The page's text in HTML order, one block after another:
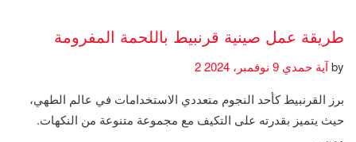
طريقة عمل صينية قرنبيط باللحمة المفرومة
byآية حمدي
برز القرنبيط كأحد النجوم متعددي الاستخدامات في عالم الطهي،
حيث يتميز بقدرته على التكيف مع مجموعة متنوعة من النكهات.